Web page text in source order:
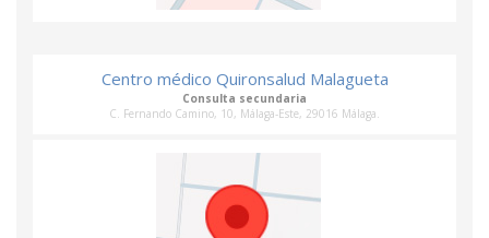
Centro médico Quironsalud Malagueta
Consulta secundaria
C. Fernando Camino, 10, Málaga-Este, 29016 Málaga.